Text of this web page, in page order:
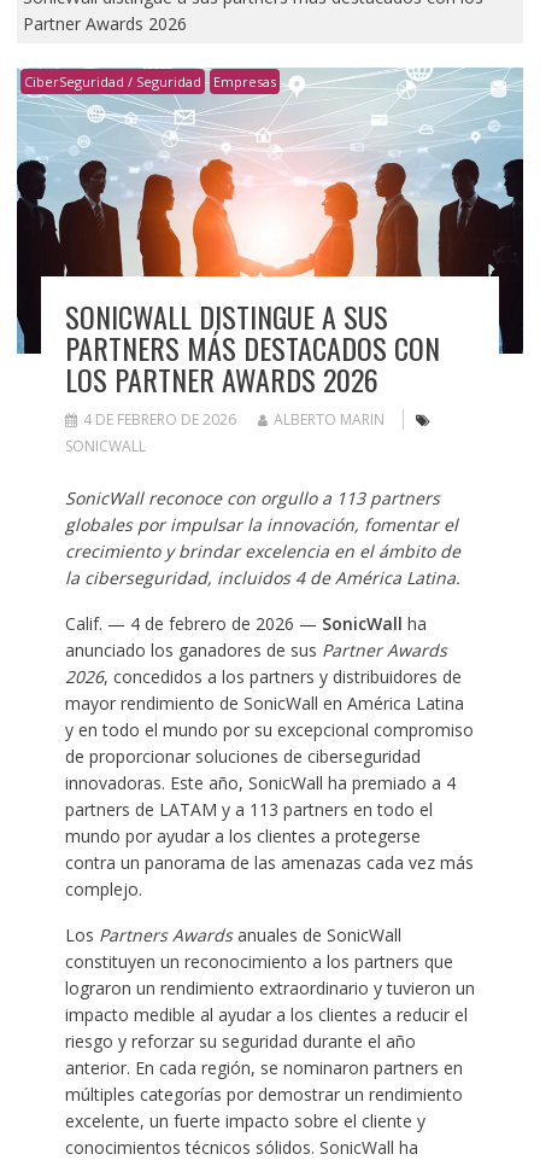
Partner Awards 2026
CiberSeguridad / Seguridad Empresas
SONICWALL DISTINGUE A SUS
PARTNERS MÁS DESTACADOS CON
LOS PARTNER AWARDS 2026
4 DE FEBRERO DE 2026
ALBERTO MARIN
SONICWALL
SonicWall reconoce con orgullo a 113 partners
globales por impulsar la innovación, fomentar el
crecimiento y brindar excelencia en el ámbito de
la ciberseguridad, incluidos 4 de América Latina.
Calif. — 4 de febrero de 2026 — SonicWall ha
anunciado los ganadores de sus Partner Awards
2026, concedidos a los partners y distribuidores de
mayor rendimiento de SonicWall en América Latina
y en todo el mundo por su excepcional compromiso
de proporcionar soluciones de ciberseguridad
innovadoras. Este año, SonicWall ha premiado a 4
partners de LATAM y a 113 partners en todo el
mundo por ayudar a los clientes a protegerse
contra un panorama de las amenazas cada vez más
complejo.
Los Partners Awardsanuales de SonicWall
constituyen un reconocimiento a los partners que
lograron un rendimiento extraordinario y tuvieron un
impacto medible al ayudar a los clientes a reducir el
riesgo y reforzar su seguridad durante el año
anterior. En cada región, se nominaron partners en
múltiples categorías por demostrar un rendimiento
excelente, un fuerte impacto sobre el cliente y
conocimientos técnicos sólidos. SonicWall ha